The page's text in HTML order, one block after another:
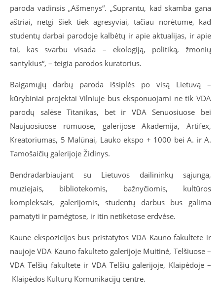
paroda vadinsis „Ašmenys“. „Suprantu, kad skamba gana
aštriai, netgi šiek tiek agresyviai, tačiau norėtume, kad
studentų darbai parodoje kalbėtų ir apie aktualijas, ir apie
tai, kas svarbu visada – ekologiją, politiką, žmonių
santykius“, – teigia parodos kuratorius.
Baigamųjų darbų paroda išsiplės po visą Lietuvą –
kūrybiniai projektai Vilniuje bus eksponuojami ne tik VDA
parodų salėse Titanikas, bet ir VDA Senuosiuose bei
Naujuosiuose rūmuose, galerijose Akademija, Artifex,
Kreatoriumas, 5 Malūnai, Lauko ekspo + 1000 bei A. ir A.
Tamošaičių galerijoje Židinys.
Bendradarbiaujant su Lietuvos dailininkų sąjunga,
muziejais, bibliotekomis, bažnyčiomis, kultūros
kompleksais, galerijomis, studentų darbus bus galima
pamatyti ir pamėgtose, ir itin netikėtose erdvėse.
Kaune ekspozicijos bus pristatytos VDA Kauno fakultete ir
naujoje VDA Kauno fakulteto galerijoje Muitinė, Telšiuose –
VDA Telšių fakultete ir VDA Telšių galerijoje, Klaipėdoje –
Klaipėdos Kultūrų Komunikacijų centre.